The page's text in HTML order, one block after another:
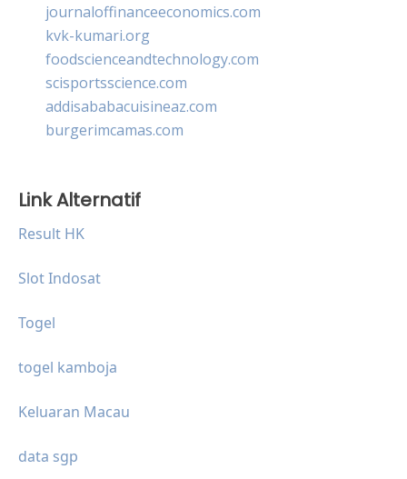
journaloffinanceeconomics.com
kvk-kumari.org
foodscienceandtechnology.com
scisportsscience.com
addisababacuisineaz.com
burgerimcamas.com
Link Alternatif
Result HK
Slot Indosat
Togel
togel kamboja
Keluaran Macau
data sgp